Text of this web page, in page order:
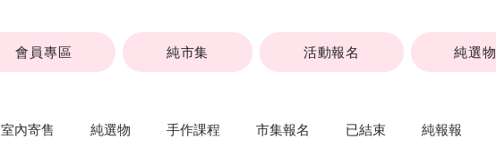
會員專區 純市集 活動報名 純選物
室內寄售 純選物 手作課程 市集報名 已結束 純報報